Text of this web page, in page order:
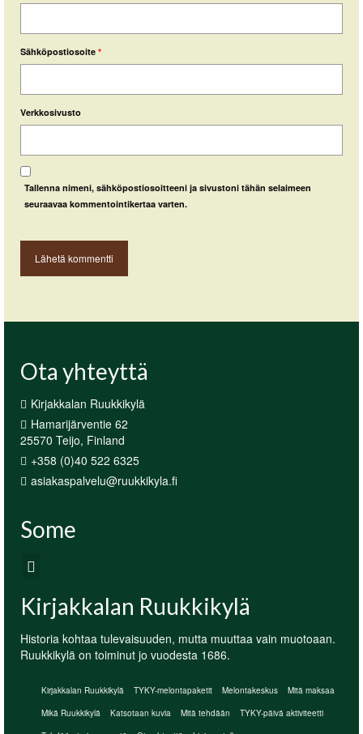
Sähköpostiosoite *
Verkkosivusto
Tallenna nimeni, sähköpostiosoitteeni ja sivustoni tähän selaimeen
seuraavaa kommentointikertaa varten.
Ota yhteyttä
Kirjakkalan Ruukkikylä
Hamarijärventie 62
25570 Teijo, Finland
+358 (0)40 522 6325
asiakaspalvelu@ruukkikyla.fi
Some
Kirjakkalan Ruukkikylä
Historia kohtaa tulevaisuuden, mutta muuttaa vain muotoaan.
Ruukkikylä on toiminut jo vuodesta 1686.
Kirjakkalan Ruukkikylä TYKY-melontapaketit Melontakeskus
Mitä maksaa
Mikä Ruukkikylä
Katsotaan kuvia Mitä tehdään
TYKY-päivä aktiviteetti